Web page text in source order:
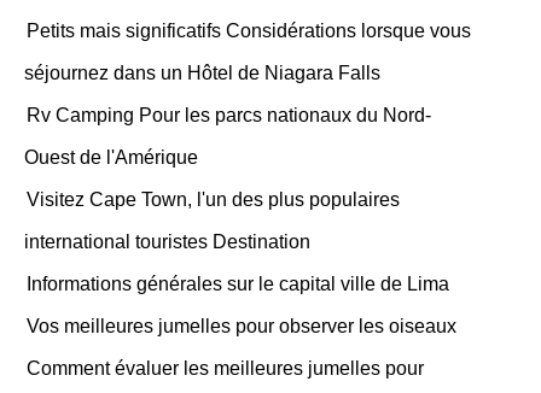
Petits mais significatifs Considérations lorsque vous
séjournez dans un Hôtel de Niagara Falls
Rv Camping Pour les parcs nationaux du Nord-
Ouest de l'Amérique
Visitez Cape Town, l'un des plus populaires
international touristes Destination
Informations générales sur le capital ville de Lima
Vos meilleures jumelles pour observer les oiseaux
Comment évaluer les meilleures jumelles pour